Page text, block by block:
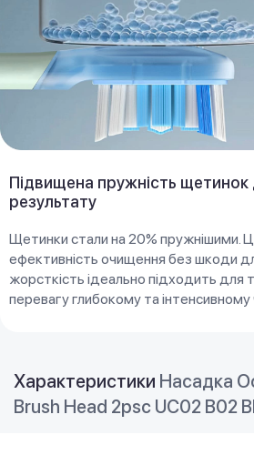
Підвищена пружність
результату
Щетинки стали на 20% пружнішими.
ефективність очищення без шкоди
жорсткість ідеально підходить для
перевагу глибокому та
Характеристики Насадка
Brush Head 2psc UC02 B02